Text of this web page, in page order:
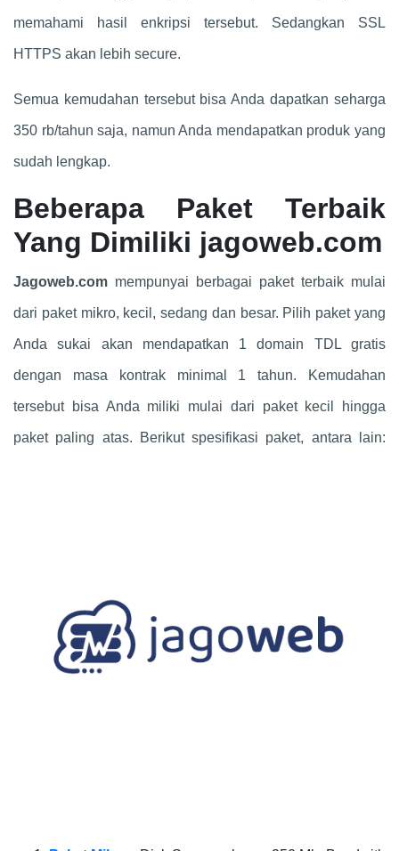
memahami hasil enkripsi tersebut. Sedangkan SSL
HTTPS akan lebih secure.
Semua kemudahan tersebut bisa Anda dapatkan seharga
350 rb/tahun saja, namun Anda mendapatkan produk yang
sudah lengkap.
Beberapa Paket Terbaik
Yang Dimiliki jagoweb.com
Jagoweb.com mempunyai berbagai paket terbaik mulai
dari paket mikro, kecil, sedang dan besar. Pilih paket yang
Anda sukai akan mendapatkan 1 domain TDL gratis
dengan masa kontrak minimal 1 tahun. Kemudahan
tersebut bisa Anda miliki mulai dari paket kecil hingga
paket paling atas. Berikut spesifikasi paket, antara lain: